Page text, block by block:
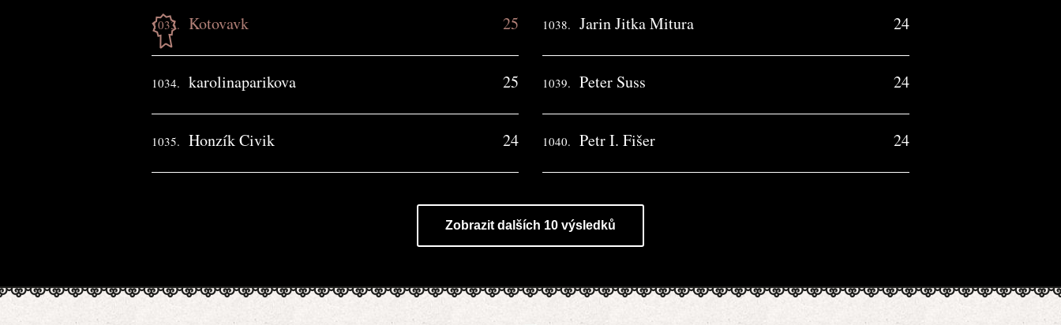
1033. Kotovavk 25
1034. karolinaparikova 25
1035. Honzík Civik 24
1038. Jarin Jitka Mitura 24
1039. Peter Suss 24
1040. Petr I. Fišer 24
Zobrazit dalších 10 výsledků